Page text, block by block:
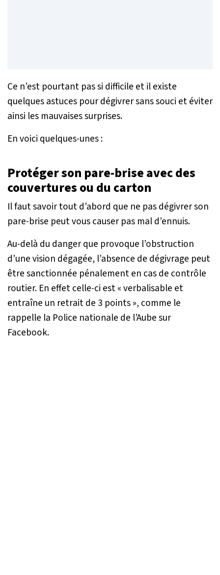
Ce n’est pourtant pas si difficile et il existe
quelques astuces pour dégivrer sans souci et éviter
ainsi les mauvaises surprises.
En voici quelques-unes :
Protéger son pare-brise avec des
couvertures ou du carton
Il faut savoir tout d’abord que ne pas dégivrer son
pare-brise peut vous causer pas mal d’ennuis.
Au-delà du danger que provoque l’obstruction
d’une vision dégagée, l’absence de dégivrage peut
être sanctionnée pénalement en cas de contrôle
routier. En effet celle-ci est «verbalisable et
entraîne un retrait de 3 points», comme le
rappelle la Police nationale de l’Aube sur
Facebook.